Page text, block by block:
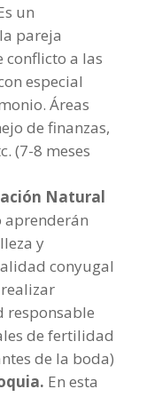
un
pareja
conflicto a las
especial
Áreas
de finanzas,
(7-8 meses
Natural
aprenderán
y
conyugal
responsable
de fertilidad
de la boda)
En esta